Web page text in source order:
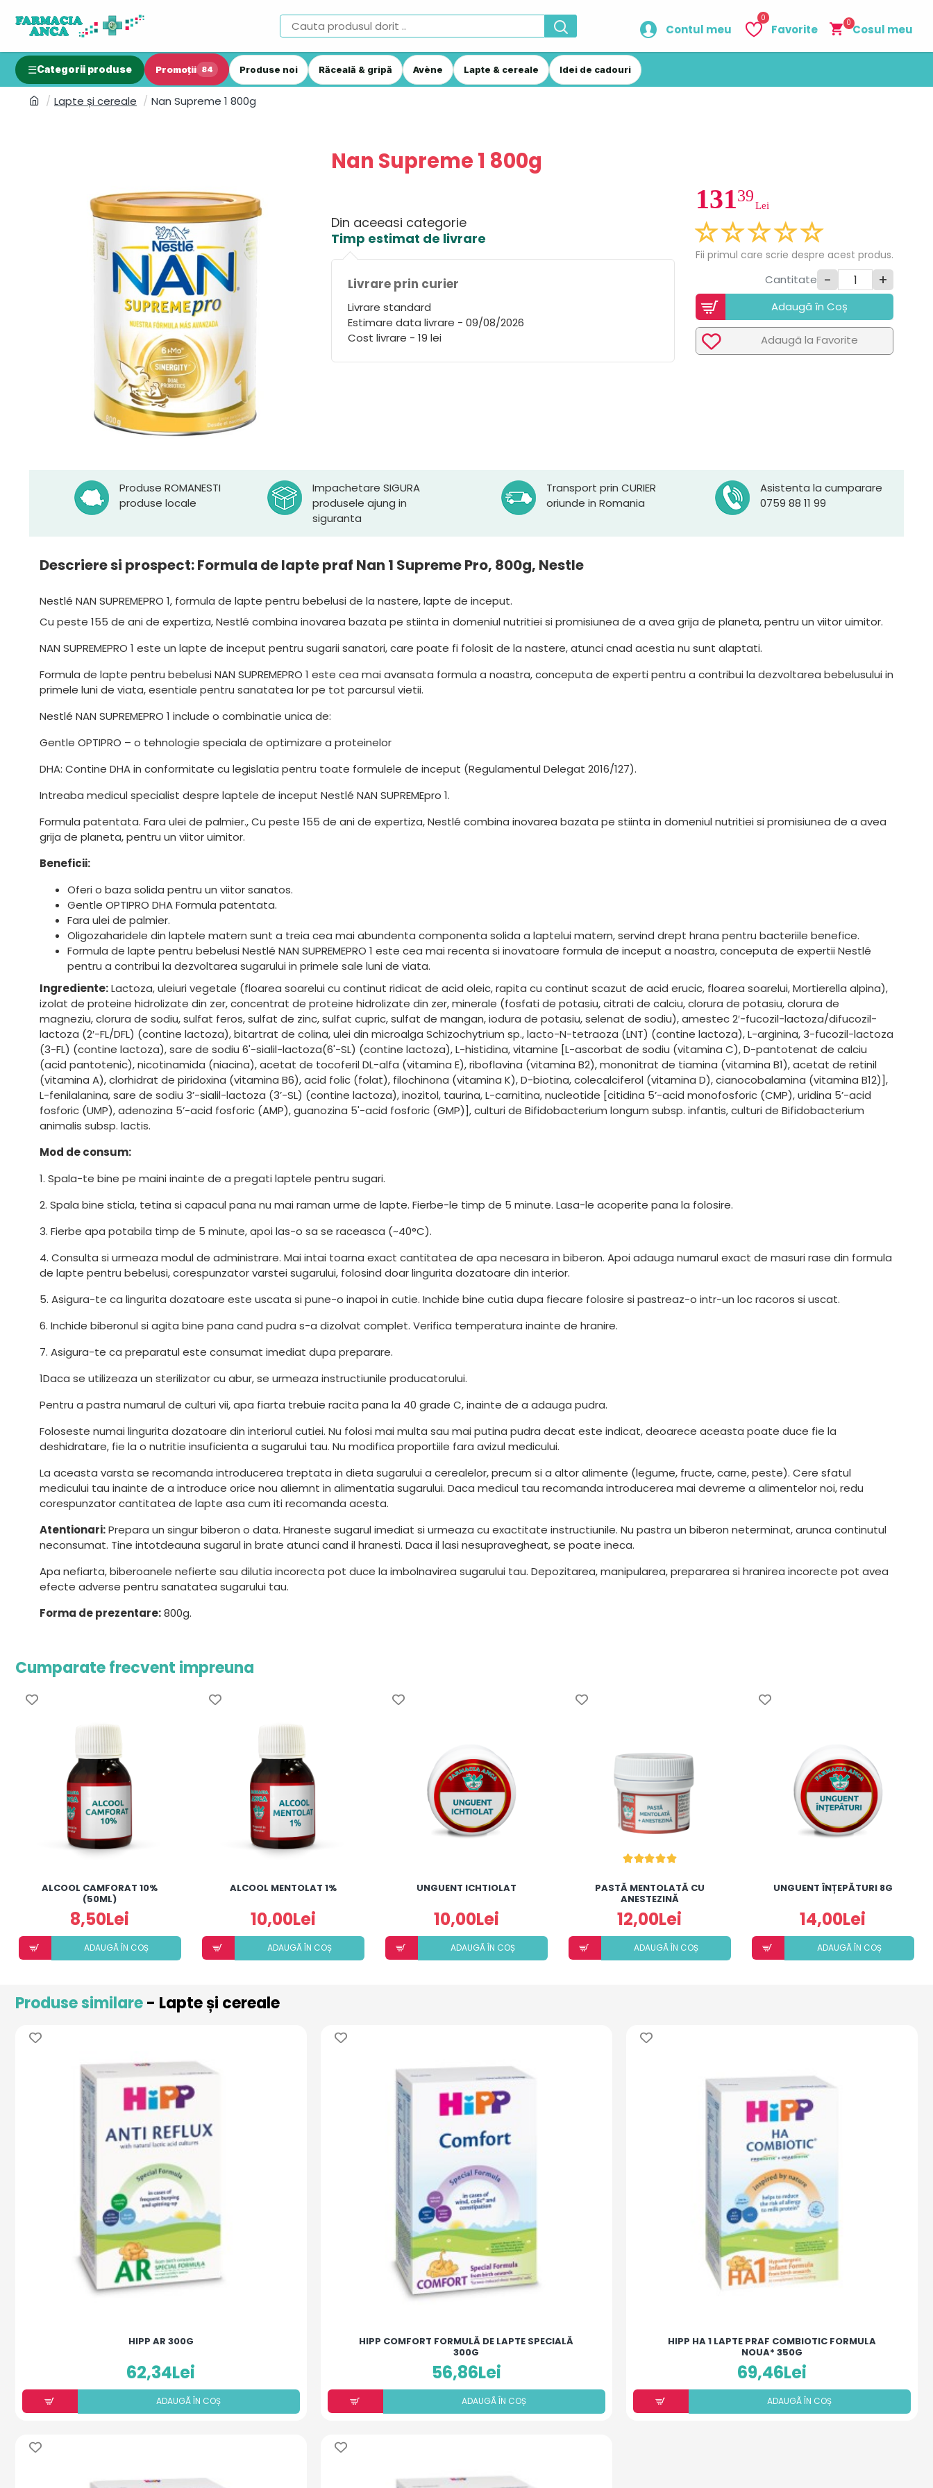
Contul meu Favorite
0
Cosul meu
0
Categorii produse Promoții 84 Produse noi Răceală & gripă Avène Lapte & cereale Idei de cadouri
Lapte și cereale Nan Supreme 1 800g
Nan Supreme 1 800g
Din aceeasi categorie
Timp estimat de livrare
Livrare prin curier
Livrare standard
Estimare data livrare - 09/08/2026
Cost livrare - 19 lei
13139
Lei
Fii primul care scrie despre acest produs.
Cantitate - +
Adaugã în Coș
Adaugã la Favorite
Produse ROMANESTI
produse locale
Impachetare SIGURA
produsele ajung in
siguranta
Transport prin CURIER
oriunde in Romania
Asistenta la cumparare
0759 88 11 99
Descriere si prospect: Formula de lapte praf Nan 1 Supreme Pro, 800g, Nestle
Nestlé NAN SUPREMEPRO 1, formula de lapte pentru bebelusi de la nastere, lapte de inceput.
Cu peste 155 de ani de expertiza, Nestlé combina inovarea bazata pe stiinta in domeniul nutritiei si promisiunea de a avea grija de planeta, pentru un viitor uimitor.
NAN SUPREMEPRO 1 este un lapte de inceput pentru sugarii sanatori, care poate fi folosit de la nastere, atunci cnad acestia nu sunt alaptati.
Formula de lapte pentru bebelusi NAN SUPREMEPRO 1 este cea mai avansata formula a noastra, conceputa de experti pentru a contribui la dezvoltarea bebelusului in
primele luni de viata, esentiale pentru sanatatea lor pe tot parcursul vietii.
Nestlé NAN SUPREMEPRO 1 include o combinatie unica de:
Gentle OPTIPRO – o tehnologie speciala de optimizare a proteinelor
DHA: Contine DHA in conformitate cu legislatia pentru toate formulele de inceput (Regulamentul Delegat 2016/127).
Intreaba medicul specialist despre laptele de inceput Nestlé NAN SUPREMEpro 1.
Formula patentata. Fara ulei de palmier., Cu peste 155 de ani de expertiza, Nestlé combina inovarea bazata pe stiinta in domeniul nutritiei si promisiunea de a avea
grija de planeta, pentru un viitor uimitor.
Beneficii:
Oferi o baza solida pentru un viitor sanatos.
Gentle OPTIPRO DHA Formula patentata.
Fara ulei de palmier.
Oligozaharidele din laptele matern sunt a treia cea mai abundenta componenta solida a laptelui matern, servind drept hrana pentru bacteriile benefice.
Formula de lapte pentru bebelusi Nestlé NAN SUPREMEPRO 1 este cea mai recenta si inovatoare formula de inceput a noastra, conceputa de expertii Nestlé
pentru a contribui la dezvoltarea sugarului in primele sale luni de viata.
Ingrediente:Lactoza, uleiuri vegetale (floarea soarelui cu continut ridicat de acid oleic, rapita cu continut scazut de acid erucic, floarea soarelui, Mortierella alpina),
izolat de proteine hidrolizate din zer, concentrat de proteine hidrolizate din zer, minerale (fosfati de potasiu, citrati de calciu, clorura de potasiu, clorura de
magneziu, clorura de sodiu, sulfat feros, sulfat de zinc, sulfat cupric, sulfat de mangan, iodura de potasiu, selenat de sodiu), amestec 2′-fucozil-lactoza/difucozil-
lactoza (2′-FL/DFL) (contine lactoza), bitartrat de colina, ulei din microalga Schizochytrium sp., lacto-N-tetraoza (LNT) (contine lactoza), L-arginina, 3-fucozil-lactoza
(3-FL) (contine lactoza), sare de sodiu 6'-sialil-lactoza(6'-SL) (contine lactoza), L-histidina, vitamine [L-ascorbat de sodiu (vitamina C), D-pantotenat de calciu
(acid pantotenic), nicotinamida (niacina), acetat de tocoferil DL-alfa (vitamina E), riboflavina (vitamina B2), mononitrat de tiamina (vitamina B1), acetat de retinil
(vitamina A), clorhidrat de piridoxina (vitamina B6), acid folic (folat), filochinona (vitamina K), D-biotina, colecalciferol (vitamina D), cianocobalamina (vitamina B12)],
L-fenilalanina, sare de sodiu 3’-sialil-lactoza (3’-SL) (contine lactoza), inozitol, taurina, L-carnitina, nucleotide [citidina 5’-acid monofosforic (CMP), uridina 5’-acid
fosforic (UMP), adenozina 5’-acid fosforic (AMP), guanozina 5'-acid fosforic (GMP)], culturi de Bifidobacterium longum subsp. infantis, culturi de Bifidobacterium
animalis subsp. lactis.
Mod de consum:
1. Spala-te bine pe maini inainte de a pregati laptele pentru sugari.
2. Spala bine sticla, tetina si capacul pana nu mai raman urme de lapte. Fierbe-le timp de 5 minute. Lasa-le acoperite pana la folosire.
3. Fierbe apa potabila timp de 5 minute, apoi las-o sa se raceasca (~40°C).
4. Consulta si urmeaza modul de administrare. Mai intai toarna exact cantitatea de apa necesara in biberon. Apoi adauga numarul exact de masuri rase din formula
de lapte pentru bebelusi, corespunzator varstei sugarului, folosind doar lingurita dozatoare din interior.
5. Asigura-te ca lingurita dozatoare este uscata si pune-o inapoi in cutie. Inchide bine cutia dupa fiecare folosire si pastreaz-o intr-un loc racoros si uscat.
6. Inchide biberonul si agita bine pana cand pudra s-a dizolvat complet. Verifica temperatura inainte de hranire.
7. Asigura-te ca preparatul este consumat imediat dupa preparare.
1Daca se utilizeaza un sterilizator cu abur, se urmeaza instructiunile producatorului.
Pentru a pastra numarul de culturi vii, apa fiarta trebuie racita pana la 40 grade C, inainte de a adauga pudra.
Foloseste numai lingurita dozatoare din interiorul cutiei. Nu folosi mai multa sau mai putina pudra decat este indicat, deoarece aceasta poate duce fie la
deshidratare, fie la o nutritie insuficienta a sugarului tau. Nu modifica proportiile fara avizul medicului.
La aceasta varsta se recomanda introducerea treptata in dieta sugarului a cerealelor, precum si a altor alimente (legume, fructe, carne, peste). Cere sfatul
medicului tau inainte de a introduce orice nou aliemnt in alimentatia sugarului. Daca medicul tau recomanda introducerea mai devreme a alimentelor noi, redu
corespunzator cantitatea de lapte asa cum iti recomanda acesta.
Atentionari:Prepara un singur biberon o data. Hraneste sugarul imediat si urmeaza cu exactitate instructiunile. Nu pastra un biberon neterminat, arunca continutul
neconsumat. Tine intotdeauna sugarul in brate atunci cand il hranesti. Daca il lasi nesupravegheat, se poate ineca.
Apa nefiarta, biberoanele nefierte sau dilutia incorecta pot duce la imbolnavirea sugarului tau. Depozitarea, manipularea, prepararea si hranirea incorecte pot avea
efecte adverse pentru sanatatea sugarului tau.
Forma de prezentare:800g.
Cumparate frecvent impreuna
ALCOOL CAMFORAT 10%
(50ML)
8,50Lei
ADAUGÃ ÎN COȘ
ALCOOL MENTOLAT 1%
10,00Lei
ADAUGÃ ÎN COȘ
UNGUENT ICHTIOLAT
10,00Lei
ADAUGÃ ÎN COȘ
PASTĂ MENTOLATĂ CU
ANESTEZINĂ
12,00Lei
ADAUGÃ ÎN COȘ
UNGUENT ÎNȚEPĂTURI 8G
14,00Lei
ADAUGÃ ÎN COȘ
Produse similare- Lapte și cereale
HIPP AR 300G
62,34Lei
ADAUGÃ ÎN COȘ
HIPP COMFORT FORMULĂ DE LAPTE SPECIALĂ
300G
56,86Lei
ADAUGÃ ÎN COȘ
HIPP HA 1 LAPTE PRAF COMBIOTIC FORMULA
NOUA* 350G
69,46Lei
ADAUGÃ ÎN COȘ